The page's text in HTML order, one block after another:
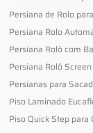
Persiana de Rolo
Persiana Rolo
Persiana Rolô com
Persiana Rolô Screen
Persianas para
Piso Laminado
Piso Quick Step para